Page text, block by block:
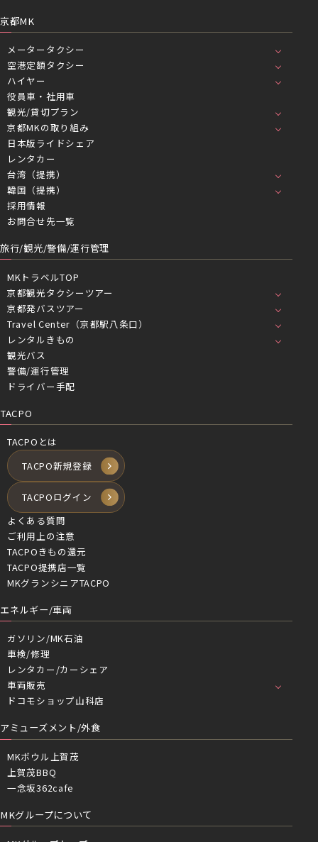
京都MK
メータータクシー
空港定額タクシー
ハイヤー
役員車・社用車
観光/貸切プラン
京都MKの取り組み
日本版ライドシェア
レンタカー
台湾（提携）
韓国（提携）
採用情報
お問合せ先一覧
旅行/観光/警備/運行管理
MKトラベルTOP
京都観光タクシーツアー
京都発バスツアー
Travel Center（京都駅八条口）
レンタルきもの
観光バス
警備/運行管理
ドライバー手配
TACPO
TACPOとは
TACPO新規登録
TACPOログイン
よくある質問
ご利用上の注意
TACPOきもの還元
TACPO提携店一覧
MKグランシニアTACPO
エネルギー/車両
ガソリン/MK石油
車検/修理
レンタカー/カーシェア
車両販売
ドコモショップ山科店
アミューズメント/外食
MKボウル上賀茂
上賀茂BBQ
一念坂362cafe
MKグループについて